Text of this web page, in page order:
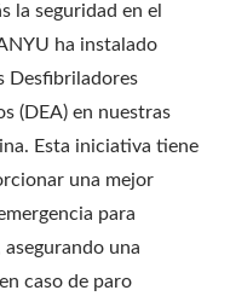
la seguridad en el
ha instalado
Desfibriladores
(DEA) en nuestras
Esta iniciativa tiene
una mejor
para
una
caso de paro